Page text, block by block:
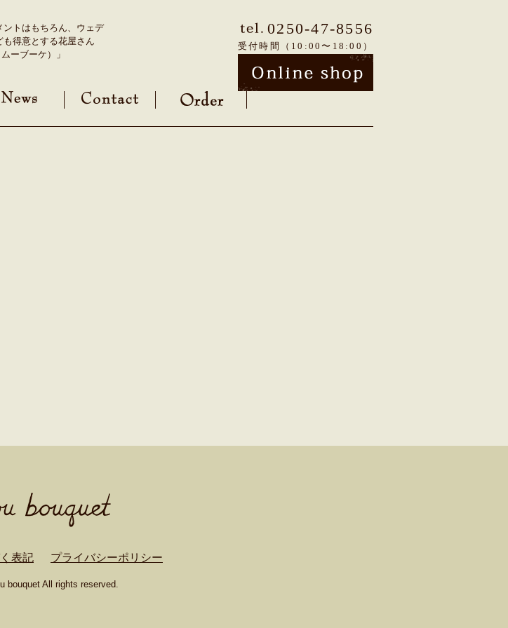
ントはもちろん、ウェデ
も得意とする花屋さん
ーブーケ）」
0250-47-8556
受付時間（10:00〜18:00）
表記 プライバシーポリシー
bouquet All rights reserved.